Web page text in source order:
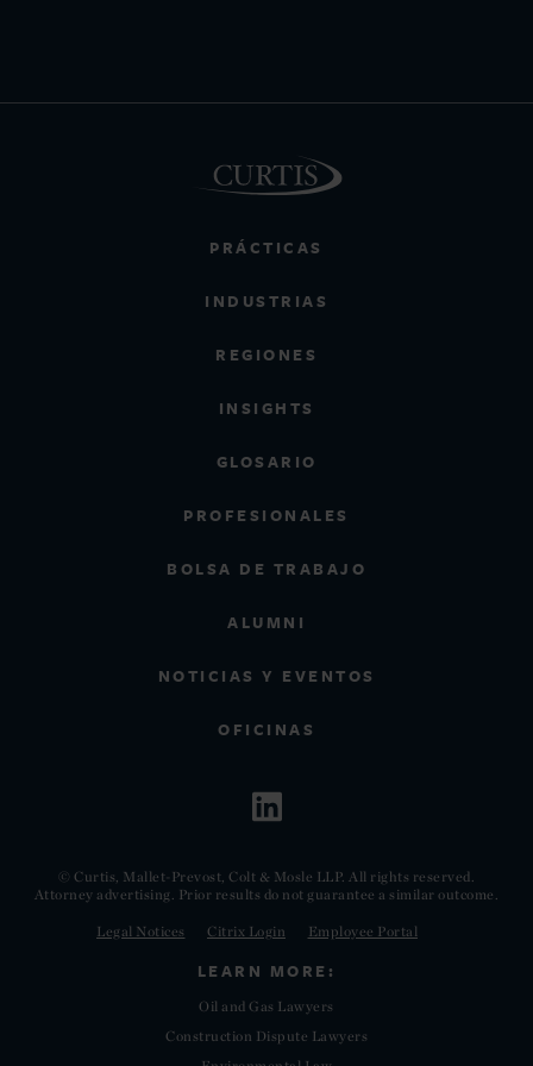
PRÁCTICAS
INDUSTRIAS
REGIONES
INSIGHTS
GLOSARIO
PROFESIONALES
BOLSA DE TRABAJO
ALUMNI
NOTICIAS Y EVENTOS
OFICINAS
© Curtis, Mallet-Prevost, Colt & Mosle LLP. All rights reserved.
Attorney advertising. Prior results do not guarantee a similar outcome.
Legal Notices Citrix Login Employee Portal
LEARN MORE:
Oil and Gas Lawyers
Construction Dispute Lawyers